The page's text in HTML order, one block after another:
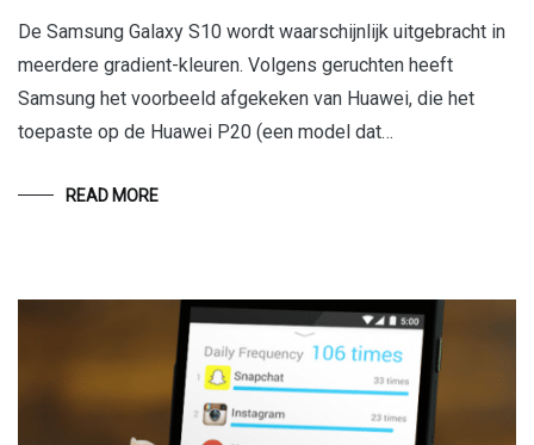
De Samsung Galaxy S10 wordt waarschijnlijk uitgebracht in
meerdere gradient-kleuren. Volgens geruchten heeft
Samsung het voorbeeld afgekeken van Huawei, die het
toepaste op de Huawei P20 (een model dat…
READ MORE